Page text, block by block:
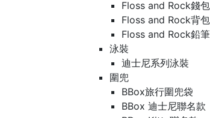
Floss and Rock錢包
Floss and Rock背包
Floss and Rock鉛
泳裝
迪士尼系列泳裝
圍兜
BBox旅行圍兜袋
BBox 迪士尼聯名款